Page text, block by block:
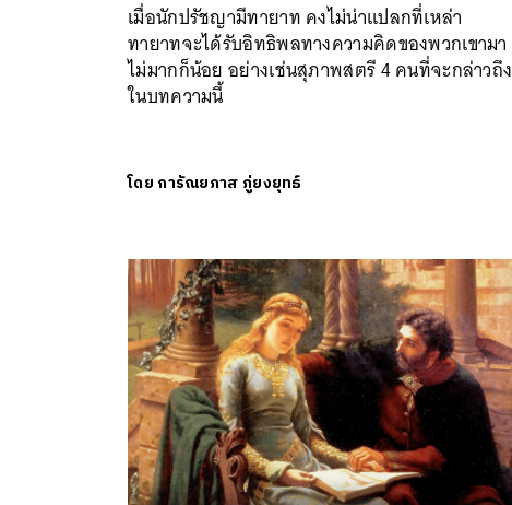
เมื่อนักปรัชญามีทายาท คงไม่น่าแปลกที่เหล่า
ทายาทจะได้รับอิทธิพลทางความคิดของพวกเขามา
ไม่มากก็น้อย อย่างเช่นสุภาพสตรี 4 คนที่จะกล่าวถึง
ในบทความนี้
โดย การัณยภาส ภู่ยงยุทธ์